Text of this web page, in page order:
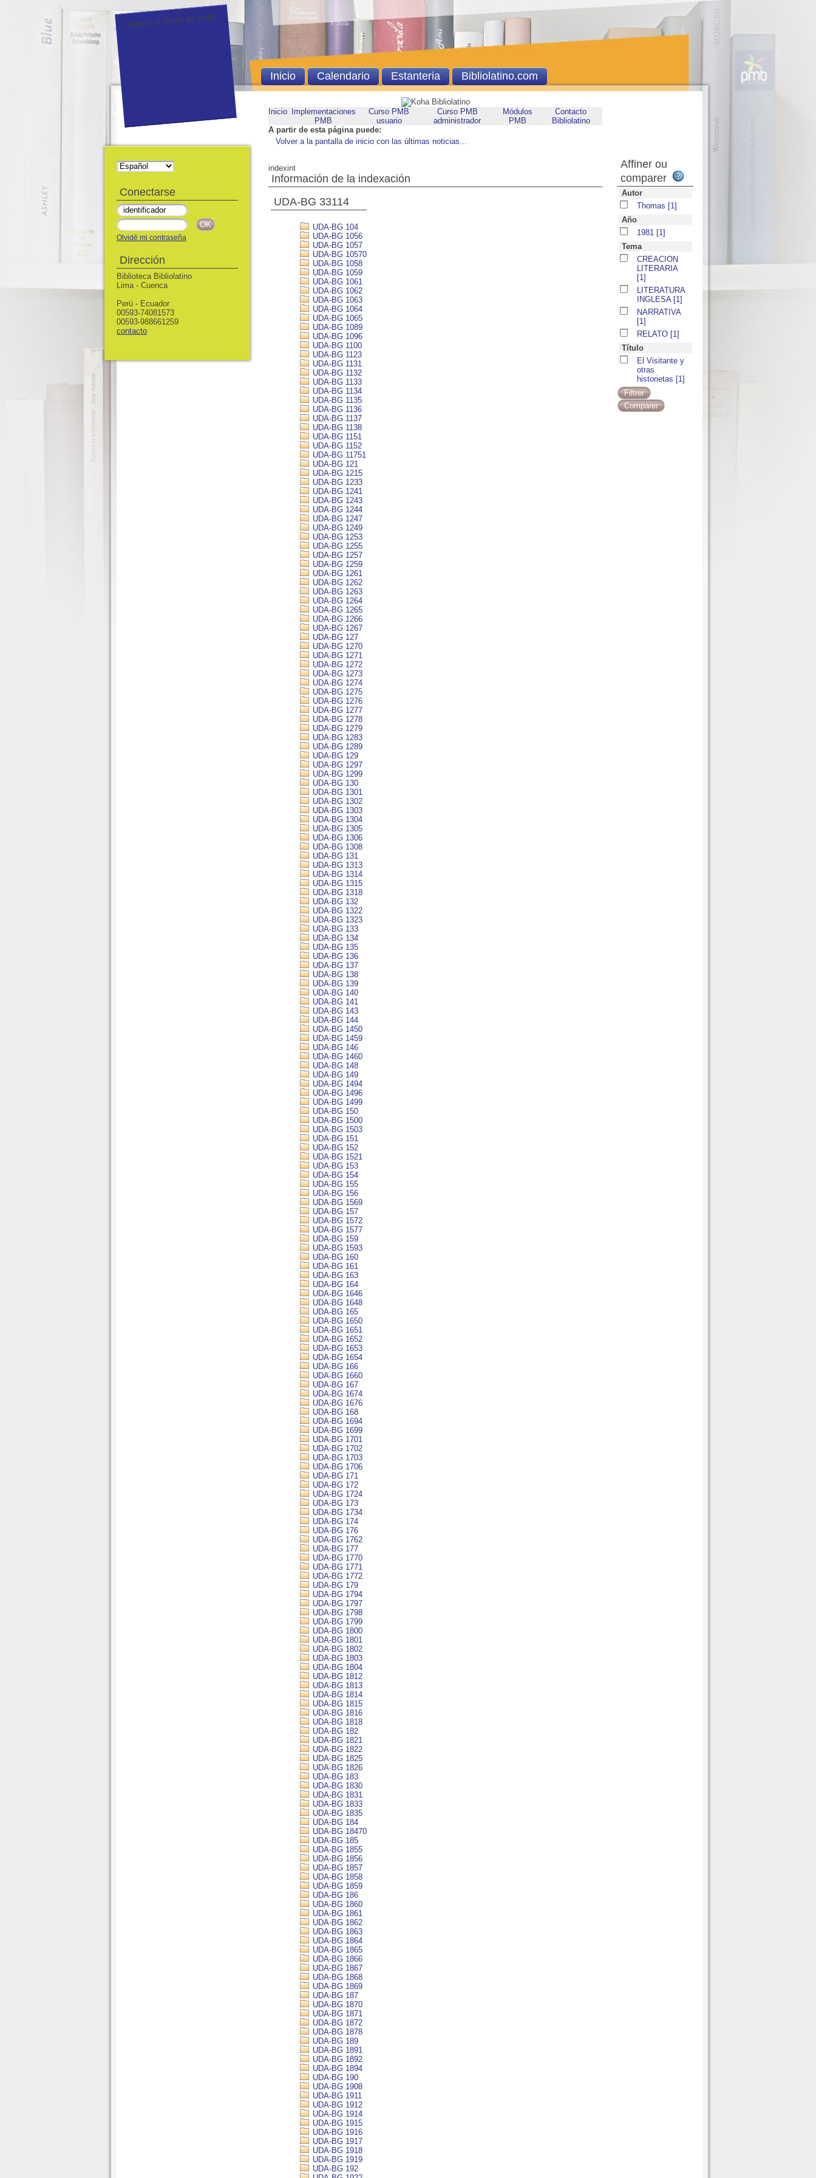
Inicio
Implementaciones
PMB
Curso PMB
usuario
Curso PMB
administrador
Módulos
PMB
Contacto
Bibliolatino
A partir de esta página puede:
Volver a la pantalla de inicio con las últimas noticias...
indexint
Información de la indexación
UDA-BG 33114
UDA-BG 104
UDA-BG 1056
UDA-BG 1057
UDA-BG 10570
UDA-BG 1058
UDA-BG 1059
UDA-BG 1061
UDA-BG 1062
UDA-BG 1063
UDA-BG 1064
UDA-BG 1065
UDA-BG 1089
UDA-BG 1096
UDA-BG 1100
UDA-BG 1123
UDA-BG 1131
UDA-BG 1132
UDA-BG 1133
UDA-BG 1134
UDA-BG 1135
UDA-BG 1136
UDA-BG 1137
UDA-BG 1138
UDA-BG 1151
UDA-BG 1152
UDA-BG 11751
UDA-BG 121
UDA-BG 1215
UDA-BG 1233
UDA-BG 1241
UDA-BG 1243
UDA-BG 1244
UDA-BG 1247
UDA-BG 1249
UDA-BG 1253
UDA-BG 1255
UDA-BG 1257
UDA-BG 1259
UDA-BG 1261
UDA-BG 1262
UDA-BG 1263
UDA-BG 1264
UDA-BG 1265
UDA-BG 1266
UDA-BG 1267
UDA-BG 127
UDA-BG 1270
UDA-BG 1271
UDA-BG 1272
UDA-BG 1273
UDA-BG 1274
UDA-BG 1275
UDA-BG 1276
UDA-BG 1277
UDA-BG 1278
UDA-BG 1279
UDA-BG 1283
UDA-BG 1289
UDA-BG 129
UDA-BG 1297
UDA-BG 1299
UDA-BG 130
UDA-BG 1301
UDA-BG 1302
UDA-BG 1303
UDA-BG 1304
UDA-BG 1305
UDA-BG 1306
UDA-BG 1308
UDA-BG 131
UDA-BG 1313
UDA-BG 1314
UDA-BG 1315
UDA-BG 1318
UDA-BG 132
UDA-BG 1322
UDA-BG 1323
UDA-BG 133
UDA-BG 134
UDA-BG 135
UDA-BG 136
UDA-BG 137
UDA-BG 138
UDA-BG 139
UDA-BG 140
UDA-BG 141
UDA-BG 143
UDA-BG 144
UDA-BG 1450
UDA-BG 1459
UDA-BG 146
UDA-BG 1460
UDA-BG 148
UDA-BG 149
UDA-BG 1494
UDA-BG 1496
UDA-BG 1499
UDA-BG 150
UDA-BG 1500
UDA-BG 1503
UDA-BG 151
UDA-BG 152
UDA-BG 1521
UDA-BG 153
UDA-BG 154
UDA-BG 155
UDA-BG 156
UDA-BG 1569
UDA-BG 157
UDA-BG 1572
UDA-BG 1577
UDA-BG 159
UDA-BG 1593
UDA-BG 160
UDA-BG 161
UDA-BG 163
UDA-BG 164
UDA-BG 1646
UDA-BG 1648
UDA-BG 165
UDA-BG 1650
UDA-BG 1651
UDA-BG 1652
UDA-BG 1653
UDA-BG 1654
UDA-BG 166
UDA-BG 1660
UDA-BG 167
UDA-BG 1674
UDA-BG 1676
UDA-BG 168
UDA-BG 1694
UDA-BG 1699
UDA-BG 1701
UDA-BG 1702
UDA-BG 1703
UDA-BG 1706
UDA-BG 171
UDA-BG 172
UDA-BG 1724
UDA-BG 173
UDA-BG 1734
UDA-BG 174
UDA-BG 176
UDA-BG 1762
UDA-BG 177
UDA-BG 1770
UDA-BG 1771
UDA-BG 1772
UDA-BG 179
UDA-BG 1794
UDA-BG 1797
UDA-BG 1798
UDA-BG 1799
UDA-BG 1800
UDA-BG 1801
UDA-BG 1802
UDA-BG 1803
UDA-BG 1804
UDA-BG 1812
UDA-BG 1813
UDA-BG 1814
UDA-BG 1815
UDA-BG 1816
UDA-BG 1818
UDA-BG 182
UDA-BG 1821
UDA-BG 1822
UDA-BG 1825
UDA-BG 1826
UDA-BG 183
UDA-BG 1830
UDA-BG 1831
UDA-BG 1833
UDA-BG 1835
UDA-BG 184
UDA-BG 18470
UDA-BG 185
UDA-BG 1855
UDA-BG 1856
UDA-BG 1857
UDA-BG 1858
UDA-BG 1859
UDA-BG 186
UDA-BG 1860
UDA-BG 1861
UDA-BG 1862
UDA-BG 1863
UDA-BG 1864
UDA-BG 1865
UDA-BG 1866
UDA-BG 1867
UDA-BG 1868
UDA-BG 1869
UDA-BG 187
UDA-BG 1870
UDA-BG 1871
UDA-BG 1872
UDA-BG 1878
UDA-BG 189
UDA-BG 1891
UDA-BG 1892
UDA-BG 1894
UDA-BG 190
UDA-BG 1908
UDA-BG 1911
UDA-BG 1912
UDA-BG 1914
UDA-BG 1915
UDA-BG 1916
UDA-BG 1917
UDA-BG 1918
UDA-BG 1919
UDA-BG 192
Ingrese al Demo de PMB.
Inicio Calendario Estanteria Bibliolatino.com
Conectarse
Olvidé mi contraseña
Dirección
Biblioteca Bibliolatino
Lima - Cuenca
Perú - Ecuador
00593-74081573
00593-988661259
contacto
Affiner ou
comparer
Autor
Thomas [1]
Año
1981 [1]
Tema
CREACION
LITERARIA
[1]
LITERATURA
INGLESA [1]
NARRATIVA
[1]
RELATO [1]
Título
El Visitante y
otras
historietas [1]